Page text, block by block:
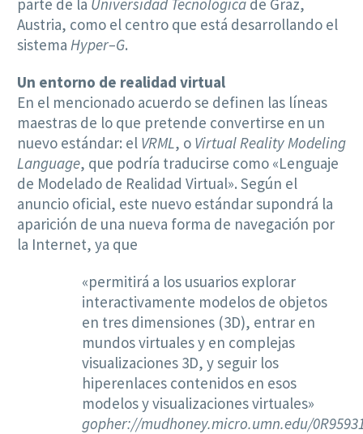
parte de la Universidad Tecnológica de Graz,
Austria, como el centro que está desarrollando el
sistema Hyper–G.
Un entorno de realidad virtual
En el mencionado acuerdo se definen las líneas
maestras de lo que pretende convertirse en un
nuevo estándar: el VRML, o Virtual Reality Modeling
Language, que podría traducirse como «Lenguaje
de Modelado de Realidad Virtual». Según el
anuncio oficial, este nuevo estándar supondrá la
aparición de una nueva forma de navegación por
la Internet, ya que
«permitirá a los usuarios explorar
interactivamente modelos de objetos
en tres dimensiones (3D), entrar en
mundos virtuales y en complejas
visualizaciones 3D, y seguir los
hiperenlaces contenidos en esos
modelos y visualizaciones virtuales»
gopher://mudhoney.micro.umn.edu/